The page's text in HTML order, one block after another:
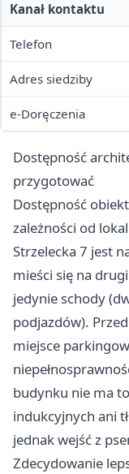
Kanał kontaktu
Telefon
Adres siedziby
e-Doręczenia
Dostępność
przygotować
Dostępność
zależności od
Strzelecka 7 jest
mieści się na
jedynie schody
podjazdów).
miejsce
budynku nie ma
indukcyjnych ani
jednak wejść z
Zdecydowanie